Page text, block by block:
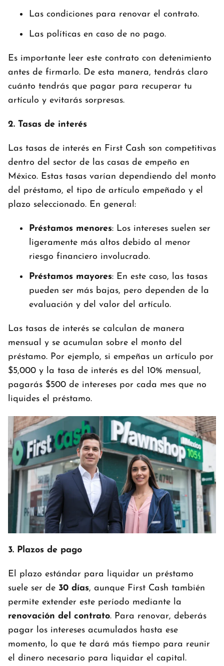
Las condiciones para renovar el contrato.
Las políticas en caso de no pago.
Es importante leer este contrato con detenimiento
antes de firmarlo. De esta manera, tendrás claro
cuánto tendrás que pagar para recuperar tu
artículo y evitarás sorpresas.
2. Tasas de interés
Las tasas de interés en First Cash son competitivas
dentro del sector de las casas de empeño en
México. Estas tasas varían dependiendo del monto
del préstamo, el tipo de artículo empeñado y el
plazo seleccionado. En general:
Préstamos menores: Los intereses suelen ser
ligeramente más altos debido al menor
riesgo financiero involucrado.
Préstamos mayores: En este caso, las tasas
pueden ser más bajas, pero dependen de la
evaluación y del valor del artículo.
Las tasas de interés se calculan de manera
mensual y se acumulan sobre el monto del
préstamo. Por ejemplo, si empeñas un artículo por
$5,000 y la tasa de interés es del 10% mensual,
pagarás $500 de intereses por cada mes que no
liquides el préstamo.
3. Plazos de pago
El plazo estándar para liquidar un préstamo
suele ser de 30 días, aunque First Cash también
permite extender este período mediante la
renovación del contrato. Para renovar, deberás
pagar los intereses acumulados hasta ese
momento, lo que te dará más tiempo para reunir
el dinero necesario para liquidar el capital.